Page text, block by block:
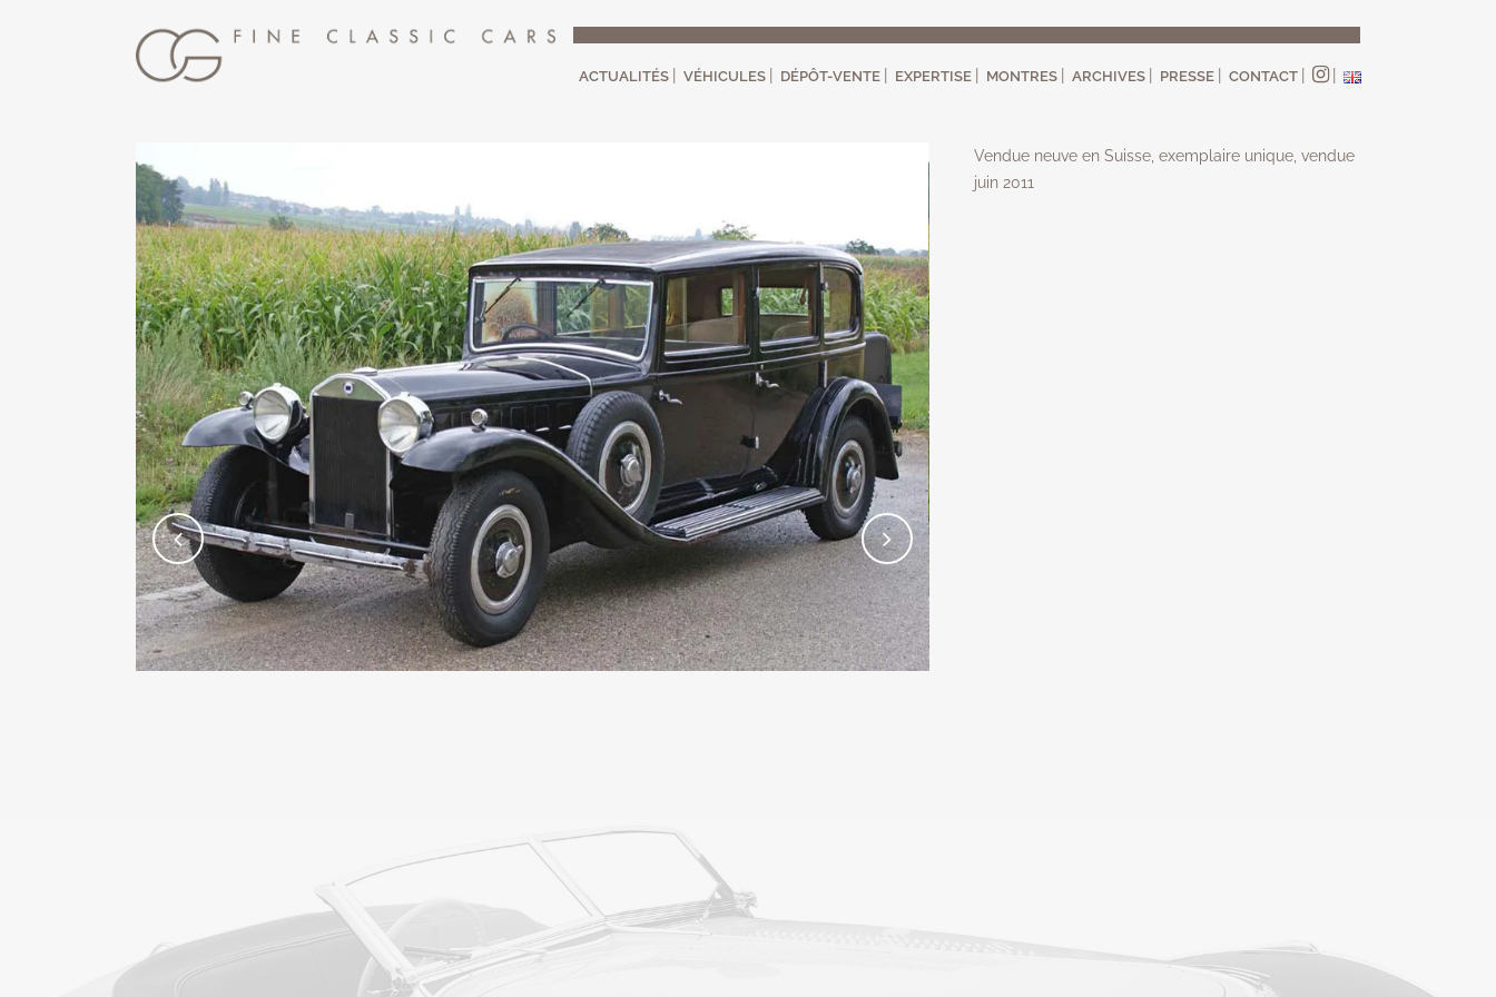
ACTUALITÉS VÉHICULES DÉPÔT-VENTE EXPERTISE MONTRES ARCHIVES PRESSE CONTACT
Vendue neuve en Suisse, exemplaire unique, vendue
juin 2011